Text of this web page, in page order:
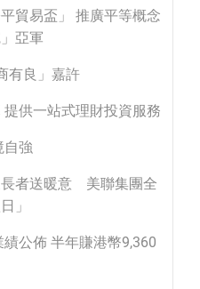
貿易盃」 推廣平等概念
亞軍
有良」嘉許
供一站式理財投資服務
自強
者送暖意 美聯集團全
」
公佈 半年賺港幣9,360